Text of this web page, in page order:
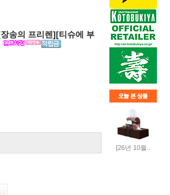
[26년 10월..
송의 프리렌][티슈에 부